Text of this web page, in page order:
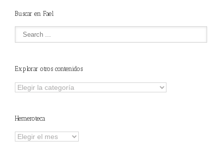
Buscar en Fael
Explorar otros contenidos
Explorar
Hemeroteca
Hemeroteca